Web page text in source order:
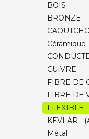
FLEXIBLE
ECO-
BOIS /
CHARGES
SOLUBLE
Ultra-
(PEEK/
ASA
Traitement
BOIS
BRONZE
Céramique
CUIVRE
FIBRE DE
FIBRE DE
FLEXIBLE
KEVLAR -
Métal